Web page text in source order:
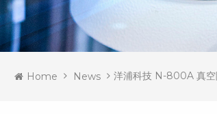
Home News 洋浦科技 N-800A 真空